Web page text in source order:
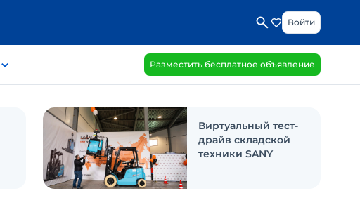
Войти
Разместить бесплатное объявление
Виртуальный тест-
драйв складской
техники SANY